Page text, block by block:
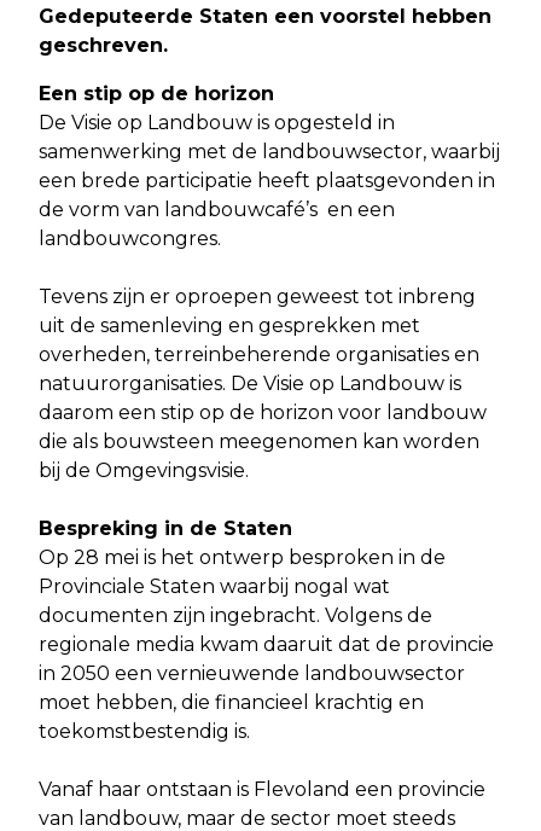
Gedeputeerde Staten een voorstel hebben
geschreven.
Een stip op de horizon
De Visie op Landbouw is opgesteld in
samenwerking met de landbouwsector, waarbij
een brede participatie heeft plaatsgevonden in
de vorm van landbouwcafé’s en een
landbouwcongres.
Tevens zijn er oproepen geweest tot inbreng
uit de samenleving en gesprekken met
overheden, terreinbeherende organisaties en
natuurorganisaties. De Visie op Landbouw is
daarom een stip op de horizon voor landbouw
die als bouwsteen meegenomen kan worden
bij de Omgevingsvisie.
Bespreking in de Staten
Op 28 mei is het ontwerp besproken in de
Provinciale Staten waarbij nogal wat
documenten zijn ingebracht. Volgens de
regionale media kwam daaruit dat de provincie
in 2050 een vernieuwende landbouwsector
moet hebben, die financieel krachtig en
toekomstbestendig is.
Vanaf haar ontstaan is Flevoland een provincie
van landbouw, maar de sector moet steeds